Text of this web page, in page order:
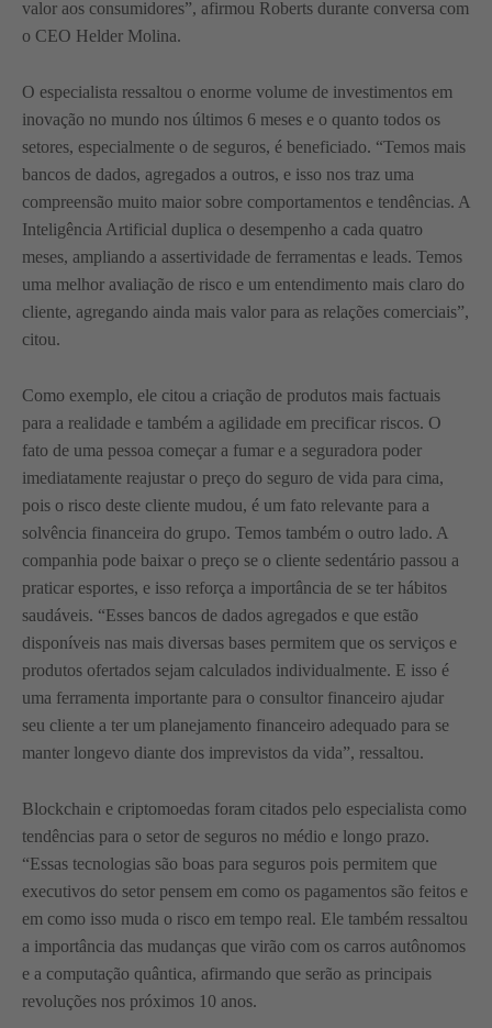
valor aos consumidores”, afirmou Roberts durante conversa com
o CEO Helder Molina.
O especialista ressaltou o enorme volume de investimentos em
inovação no mundo nos últimos 6 meses e o quanto todos os
setores, especialmente o de seguros, é beneficiado. “Temos mais
bancos de dados, agregados a outros, e isso nos traz uma
compreensão muito maior sobre comportamentos e tendências. A
Inteligência Artificial duplica o desempenho a cada quatro
meses, ampliando a assertividade de ferramentas e leads. Temos
uma melhor avaliação de risco e um entendimento mais claro do
cliente, agregando ainda mais valor para as relações comerciais”,
citou.
Como exemplo, ele citou a criação de produtos mais factuais
para a realidade e também a agilidade em precificar riscos. O
fato de uma pessoa começar a fumar e a seguradora poder
imediatamente reajustar o preço do seguro de vida para cima,
pois o risco deste cliente mudou, é um fato relevante para a
solvência financeira do grupo. Temos também o outro lado. A
companhia pode baixar o preço se o cliente sedentário passou a
praticar esportes, e isso reforça a importância de se ter hábitos
saudáveis. “Esses bancos de dados agregados e que estão
disponíveis nas mais diversas bases permitem que os serviços e
produtos ofertados sejam calculados individualmente. E isso é
uma ferramenta importante para o consultor financeiro ajudar
seu cliente a ter um planejamento financeiro adequado para se
manter longevo diante dos imprevistos da vida”, ressaltou.
Blockchain e criptomoedas foram citados pelo especialista como
tendências para o setor de seguros no médio e longo prazo.
“Essas tecnologias são boas para seguros pois permitem que
executivos do setor pensem em como os pagamentos são feitos e
em como isso muda o risco em tempo real. Ele também ressaltou
a importância das mudanças que virão com os carros autônomos
e a computação quântica, afirmando que serão as principais
revoluções nos próximos 10 anos.